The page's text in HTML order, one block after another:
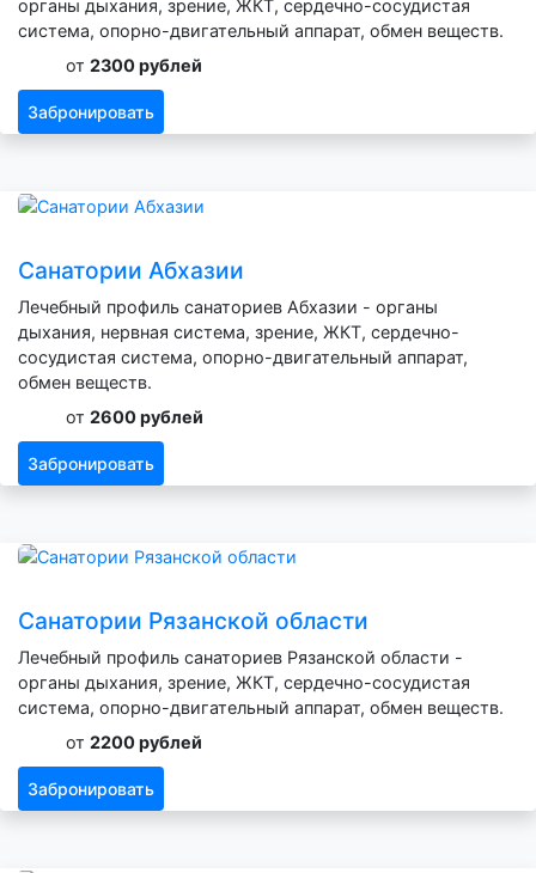
органы дыхания, зрение, ЖКТ, сердечно-сосудистая
система, опорно-двигательный аппарат, обмен веществ.
от 2300 рублей
Забронировать
Санатории Абхазии
Лечебный профиль санаториев Абхазии - органы
дыхания, нервная система, зрение, ЖКТ, сердечно-
сосудистая система, опорно-двигательный аппарат,
обмен веществ.
от 2600 рублей
Забронировать
Санатории Рязанской области
Лечебный профиль санаториев Рязанской области -
органы дыхания, зрение, ЖКТ, сердечно-сосудистая
система, опорно-двигательный аппарат, обмен веществ.
от 2200 рублей
Забронировать